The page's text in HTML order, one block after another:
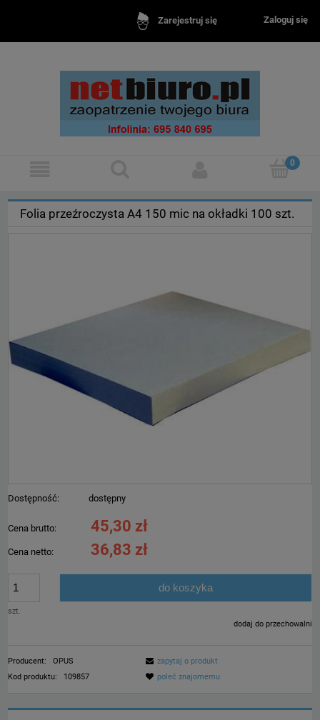
Zarejestruj się Zaloguj się
Folia przeźroczysta A4 150 mic na okładki 100 szt.
Dostępność: dostępny
Cena brutto: 45,30 zł
Cena netto: 36,83 zł
szt.
do koszyka
dodaj do przechowalni
Producent:
OPUS
Kod produktu:
109857
zapytaj o produkt
poleć znajomemu